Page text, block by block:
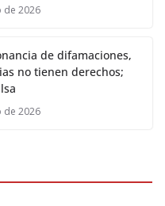
de 2026
de difamaciones,
no tienen derechos;
de 2026